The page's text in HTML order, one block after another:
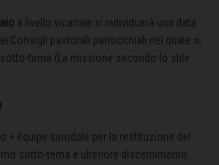
a livello vicariale si individuerà una data
Consigli pastorali parrocchiali nel quale si
tema (La missione secondo lo stile
+ équipe sinodale per la restituzione del
sotto-tema e ulteriore discernimento